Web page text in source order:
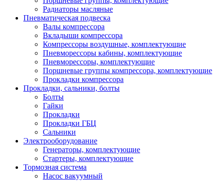
Радиаторы масляные
Пневматическая подвеска
Валы компрессора
Вкладыши компрессора
Компрессоры воздушные, комплектующие
Пневморессоры кабины, комплектующие
Пневморессоры, комплектующие
Поршневые группы компрессора, комплектующие
Прокладки компрессора
Прокладки, сальники, болты
Болты
Гайки
Прокладки
Прокладки ГБЦ
Сальники
Электрооборудование
Генераторы, комплектующие
Стартеры, комплектующие
Тормозная система
Насос вакуумный